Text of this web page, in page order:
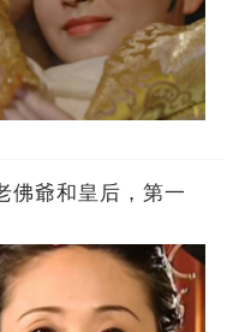
佛爺和皇后，第一